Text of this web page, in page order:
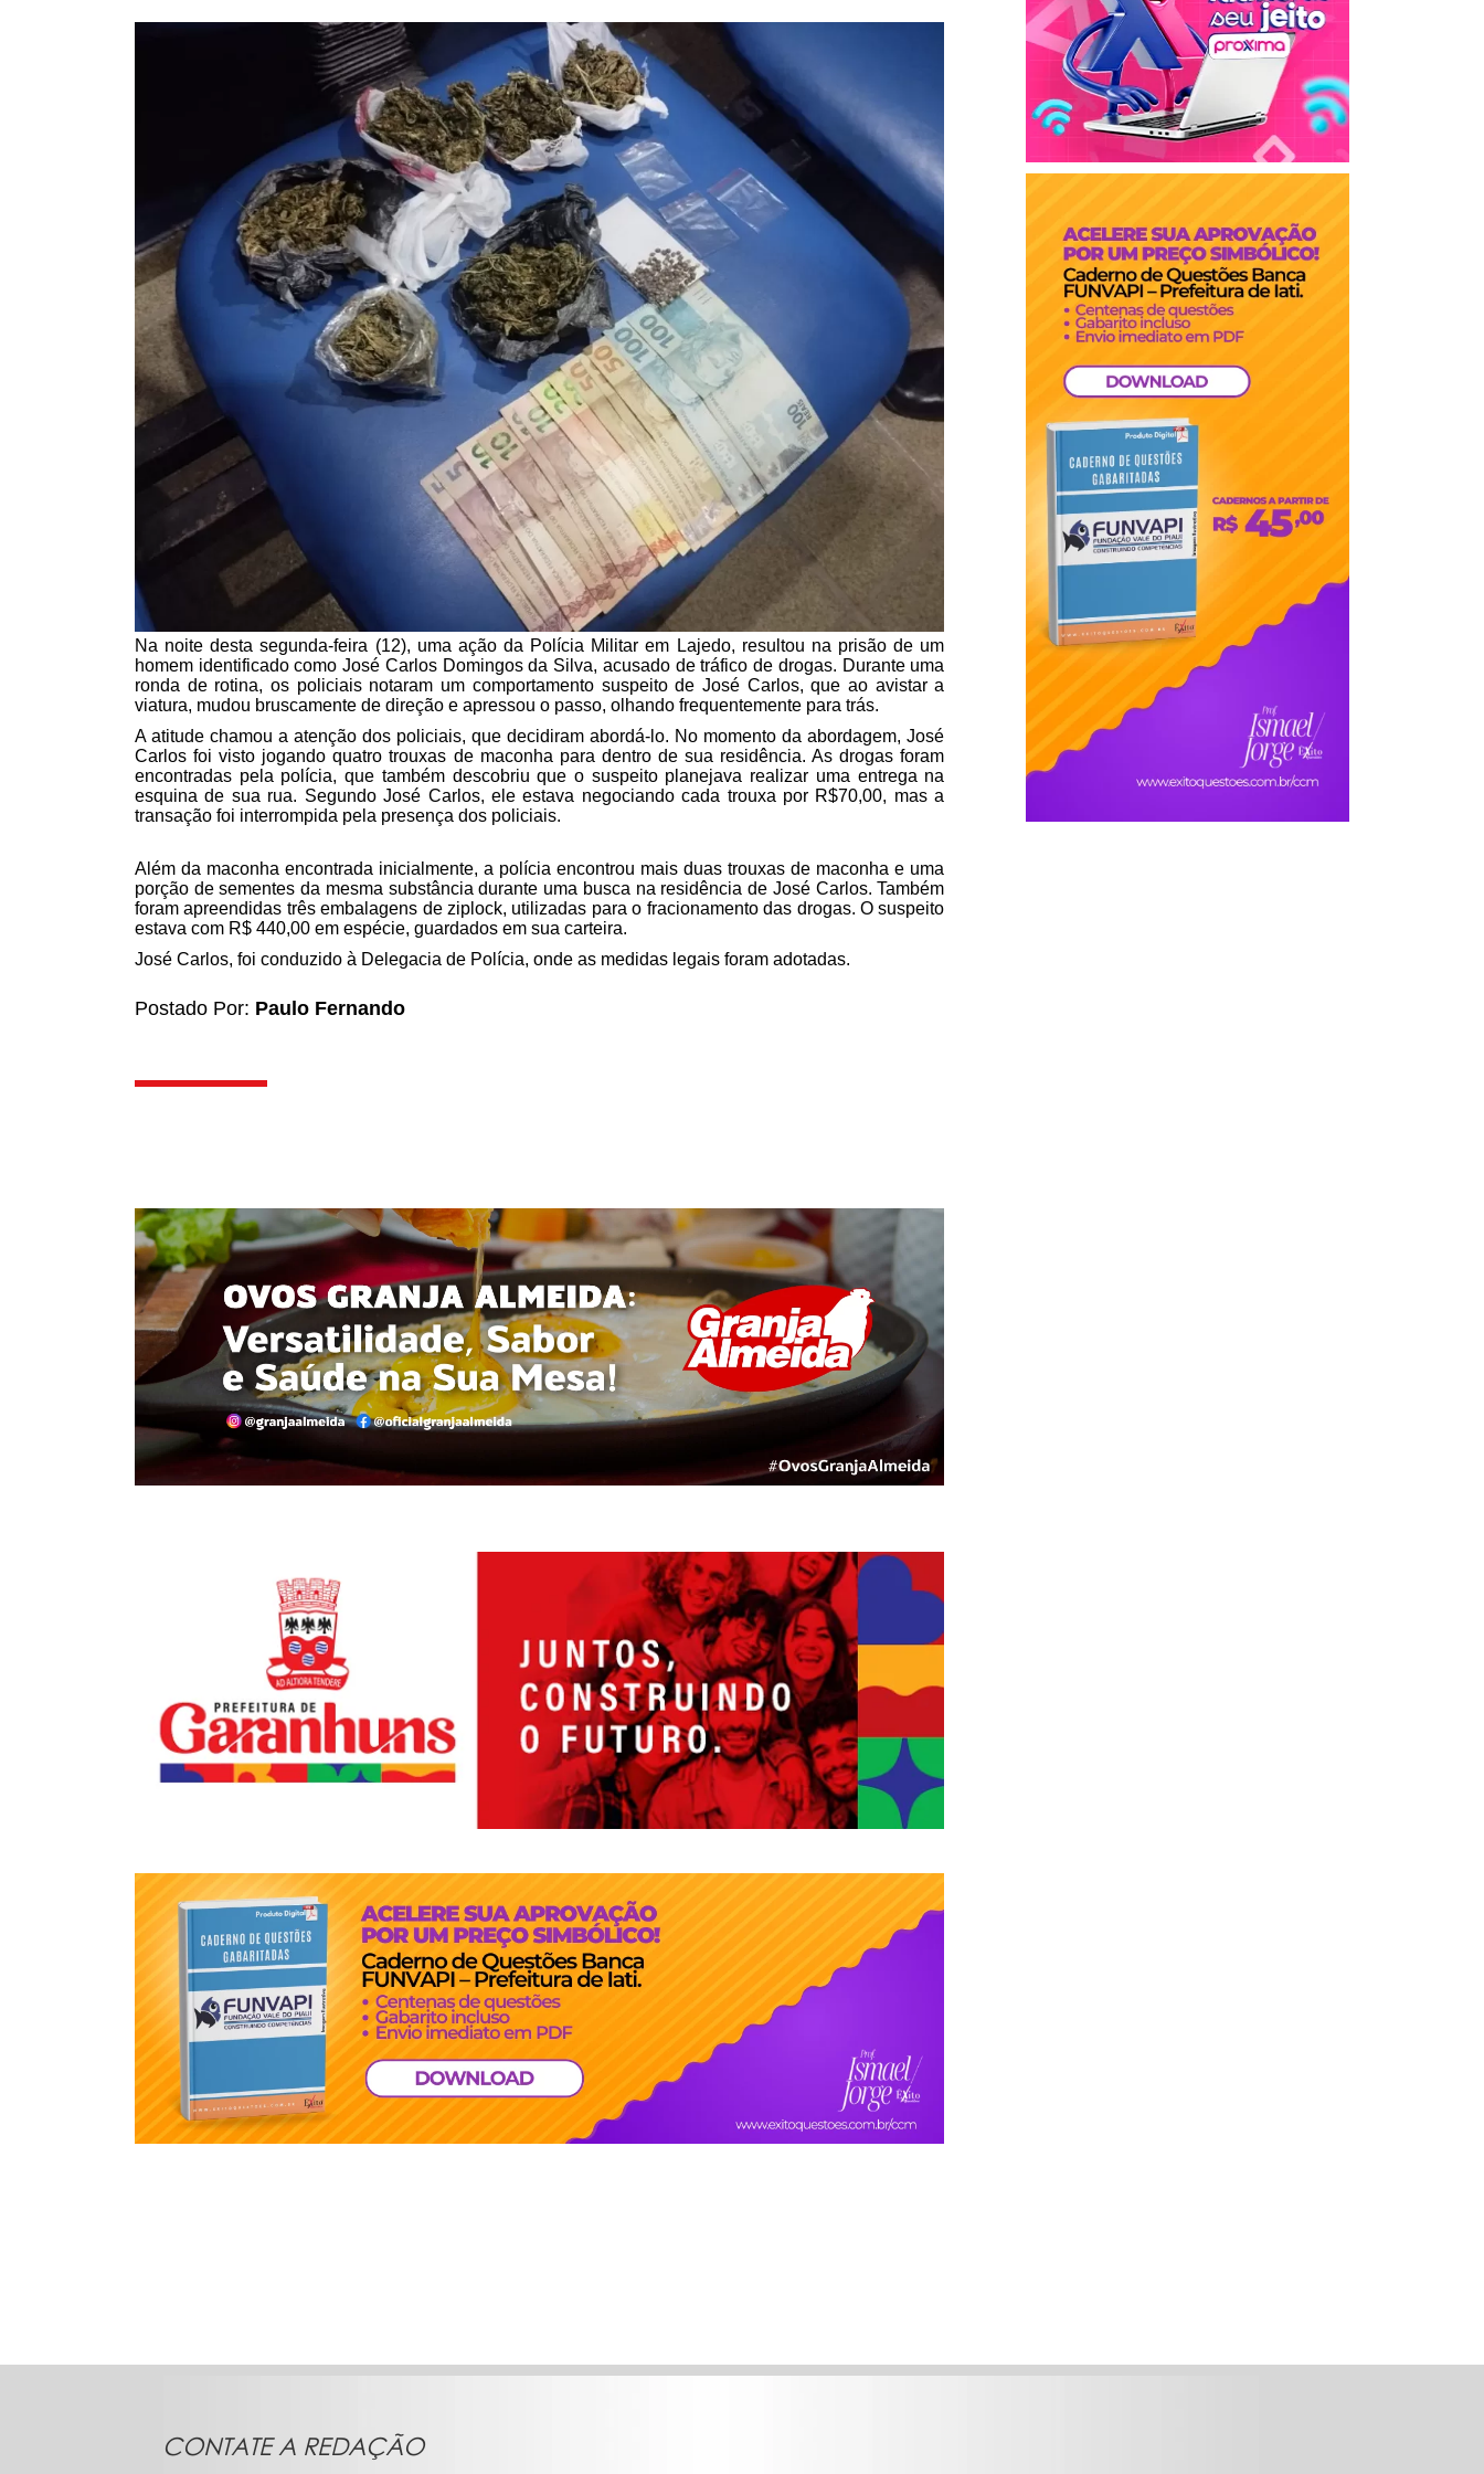
Na noite desta segunda-feira (12), uma ação da Polícia Militar em Lajedo, resultou na prisão de um
homem identificado como José Carlos Domingos da Silva, acusado de tráfico de drogas. Durante uma
ronda de rotina, os policiais notaram um comportamento suspeito de José Carlos, que ao avistar a
viatura, mudou bruscamente de direção e apressou o passo, olhando frequentemente para trás.
A atitude chamou a atenção dos policiais, que decidiram abordá-lo. No momento da abordagem, José
Carlos foi visto jogando quatro trouxas de maconha para dentro de sua residência. As drogas foram
encontradas pela polícia, que também descobriu que o suspeito planejava realizar uma entrega na
esquina de sua rua. Segundo José Carlos, ele estava negociando cada trouxa por R$70,00, mas a
transação foi interrompida pela presença dos policiais.
Além da maconha encontrada inicialmente, a polícia encontrou mais duas trouxas de maconha e uma
porção de sementes da mesma substância durante uma busca na residência de José Carlos. Também
foram apreendidas três embalagens de ziplock, utilizadas para o fracionamento das drogas. O suspeito
estava com R$ 440,00 em espécie, guardados em sua carteira.
José Carlos, foi conduzido à Delegacia de Polícia, onde as medidas legais foram adotadas.
Postado Por: Paulo Fernando
CONTATE A REDAÇÃO